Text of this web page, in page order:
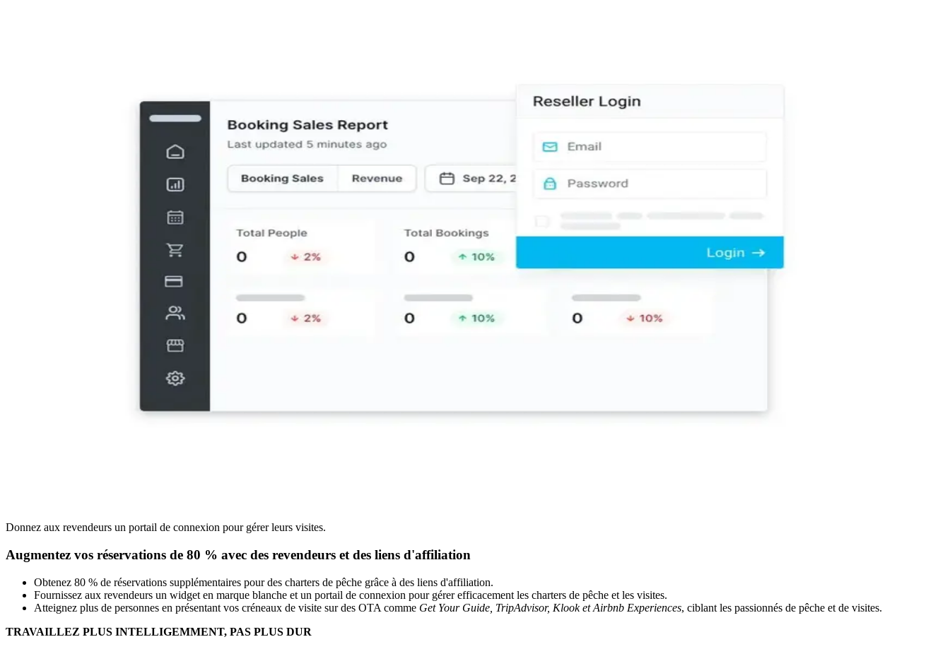
Donnez aux revendeurs un portail de connexion pour gérer leurs visites.
Augmentez vos réservations de 80 % avec des revendeurs et des liens d'affiliation
Obtenez 80 % de réservations supplémentaires pour des charters de pêche grâce à des liens d'affiliation.
Fournissez aux revendeurs un widget en marque blanche et un portail de connexion pour gérer efficacement les charters de pêche et les visites.
Atteignez plus de personnes en présentant vos créneaux de visite sur des OTA comme Get Your Guide, TripAdvisor, Klook et Airbnb Experiences, ciblant les passionnés de pêche et de visites.
TRAVAILLEZ PLUS INTELLIGEMMENT, PAS PLUS DUR